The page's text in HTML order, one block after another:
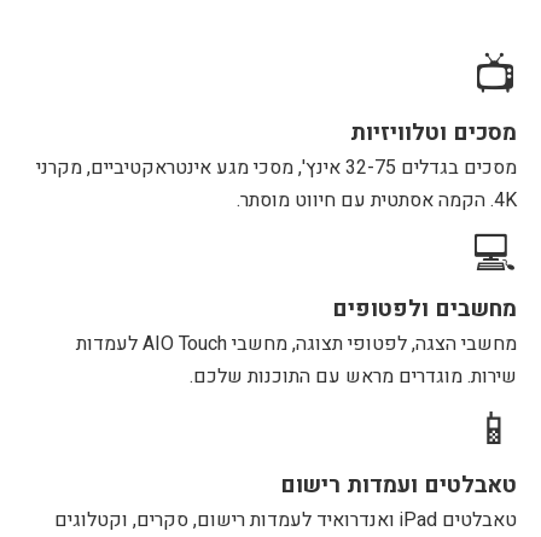
📺
מסכים וטלוויזיות
מסכים בגדלים 32-75 אינץ', מסכי מגע אינטראקטיביים, מקרני
4K. הקמה אסתטית עם חיווט מוסתר.
💻
מחשבים ולפטופים
מחשבי הצגה, לפטופי תצוגה, מחשבי AIO Touch לעמדות
שירות. מוגדרים מראש עם התוכנות שלכם.
📱
טאבלטים ועמדות רישום
טאבלטים iPad ואנדרואיד לעמדות רישום, סקרים, וקטלוגים